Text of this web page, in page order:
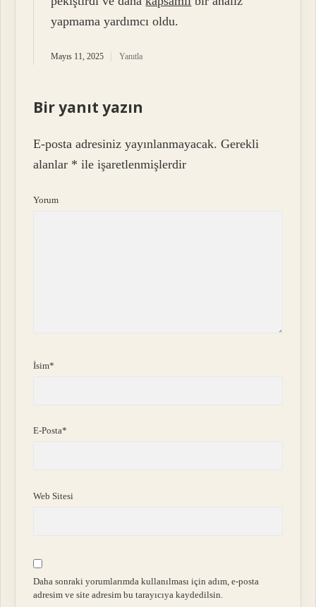
yapmama yardımcı oldu.
Mayıs 11, 2025 Yanıtla
Bir yanıt yazın
E-posta adresiniz yayınlanmayacak. Gerekli
alanlar * ile işaretlenmişlerdir
Yorum
İsim*
E-Posta*
Web Sitesi
Daha sonraki yorumlarımda kullanılması için adım, e-posta
adresim ve site adresim bu tarayıcıya kaydedilsin.